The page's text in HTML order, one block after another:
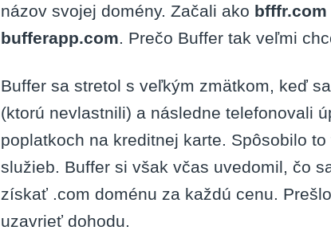
názov svojej domény. Začali ako bfffr.com
bufferapp.com . Prečo Buffer tak veľmi
Buffer sa stretol s veľkým zmätkom, keď
(ktorú nevlastnili) a následne telefonovali
poplatkoch na kreditnej karte. Spôsobilo
služieb. Buffer si však včas uvedomil, čo
získať .com doménu za každú cenu.
uzavrieť dohodu.